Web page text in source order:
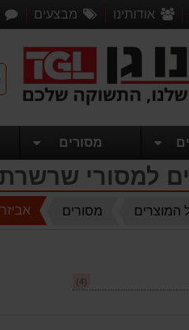
אודותינו מבצעים
מסורים
למסורי שרשרת
המוצרים מסורים
(4)